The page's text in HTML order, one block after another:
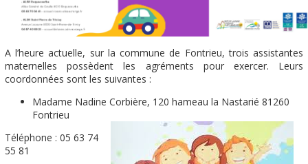
A l’heure actuelle, sur la commune de Fontrieu, trois assistantes
maternelles possèdent les agréments pour exercer. Leurs
coordonnées sont les suivantes :
Madame Nadine Corbière, 120 hameau la Nastarié 81260
Fontrieu
Téléphone : 05 63 74
55 81